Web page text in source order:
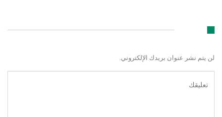
لن يتم نشر عنوان بريدك الإلكتروني.